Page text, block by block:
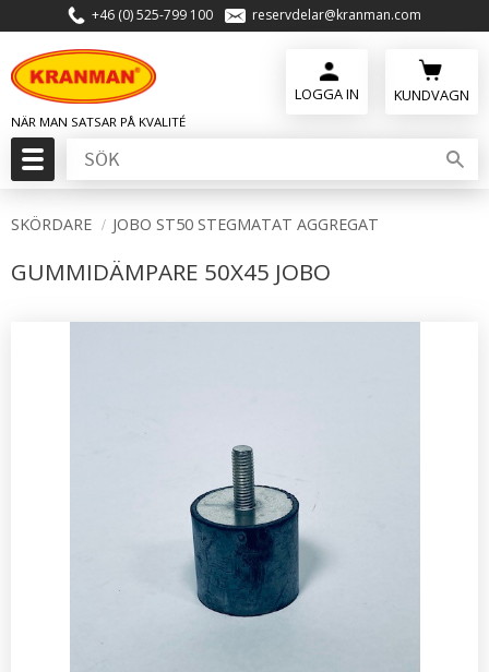
Meny
+46 (0) 525-799 100 reservdelar@kranman.com
KUNDVAGN
SKÖRDARE JOBO ST50 STEGMATAT AGGREGAT
GUMMIDÄMPARE 50X45 JOBO